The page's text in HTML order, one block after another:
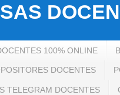
100% ONLINE
DOCENTES
TELEGRAM DOCENTES